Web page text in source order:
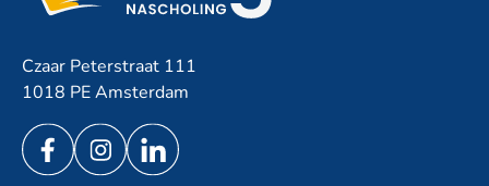
Czaar Peterstraat 111
1018 PE Amsterdam